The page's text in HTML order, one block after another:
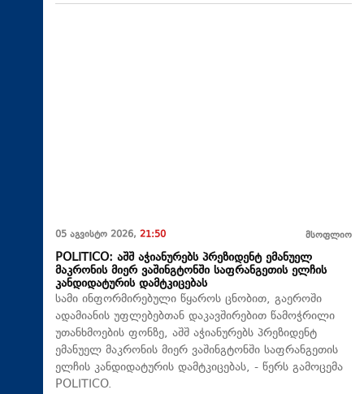
05 აგვისტო 2026, 21:50 მსოფლიო
POLITICO: აშშ აჭიანურებს პრეზიდენტ ემანუელ
მაკრონის მიერ ვაშინგტონში საფრანგეთის ელჩის
კანდიდატურის დამტკიცებას
სამი ინფორმირებული წყაროს ცნობით, გაეროში
ადამიანის უფლებებთან დაკავშირებით წამოჭრილი
უთანხმოების ფონზე, აშშ აჭიანურებს პრეზიდენტ
ემანუელ მაკრონის მიერ ვაშინგტონში საფრანგეთის
ელჩის კანდიდატურის დამტკიცებას, - წერს გამოცემა
POLITICO.